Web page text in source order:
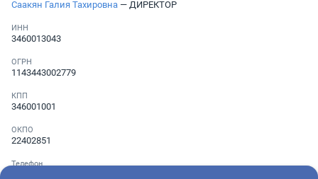
Саакян Галия Тахировна — ДИРЕКТОР
ИНН
3460013043
ОГРН
1143443002779
КПП
346001001
ОКПО
22402851
Телефон